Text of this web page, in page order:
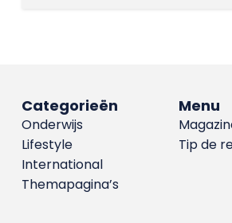
Menu
Tip de
Categorieën
Onderwijs
Lifestyle
International
Themapagina’s